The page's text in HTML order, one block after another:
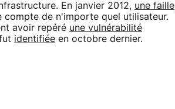
En janvier 2012, une faille
de n'importe quel utilisateur.
avoir repéré une vulnérabilité
identifiée en octobre dernier.